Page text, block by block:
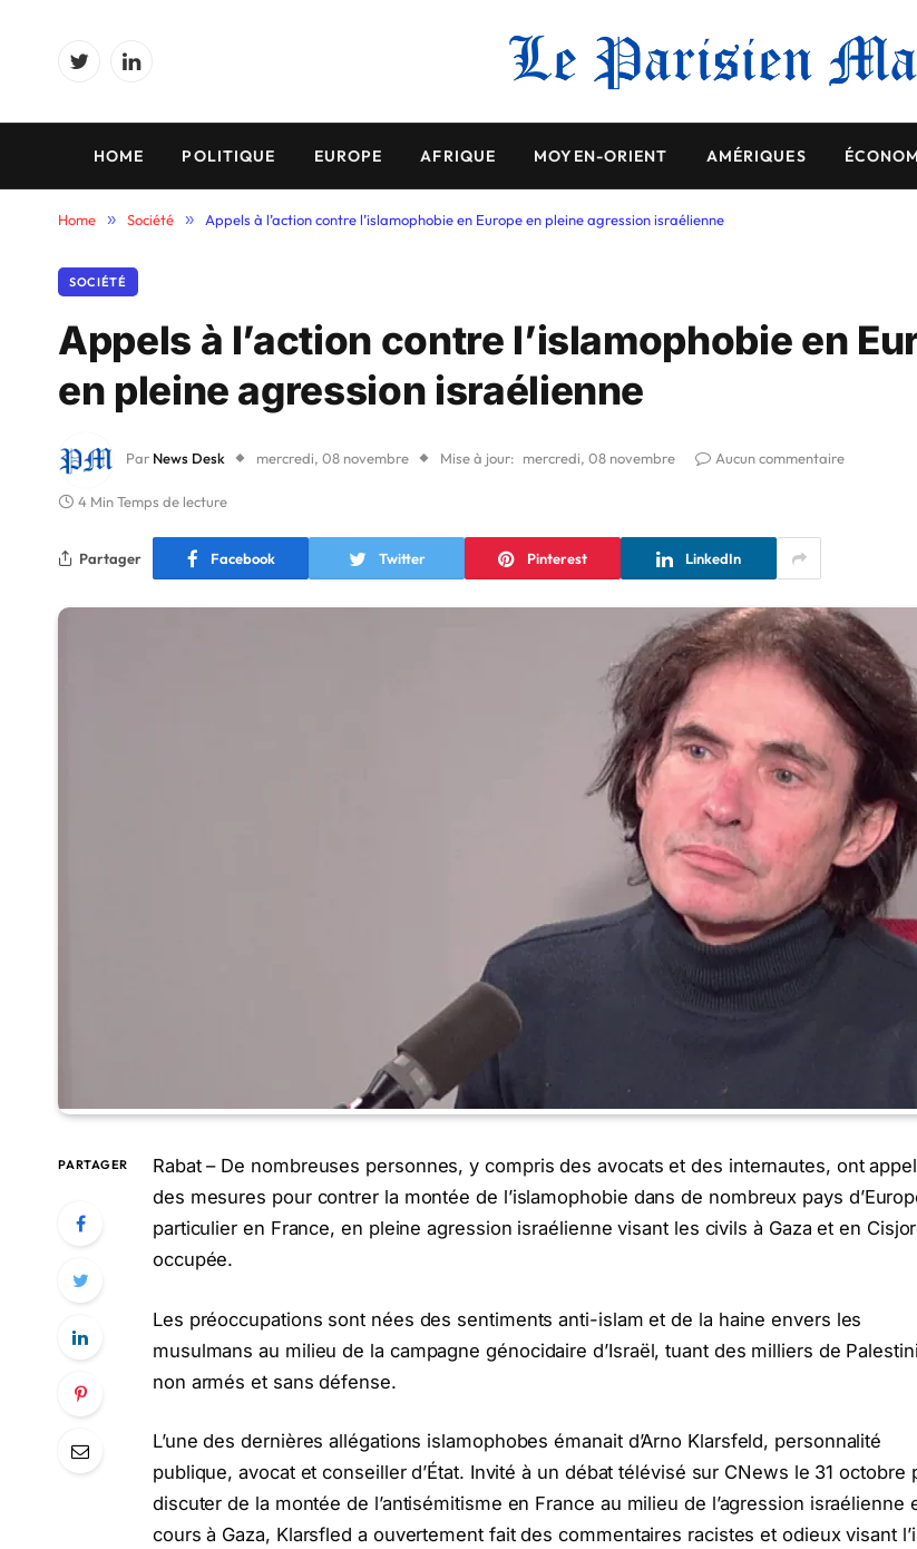
TwitterLinkedIn
HOME POLITIQUE EUROPE AFRIQUE MOYEN-ORIENT AMÉRIQUES
Home » Société » Appels à l’action contre l’islamophobie en Europe en pleine agression israélienne
SOCIÉTÉ
Appels à l’action contre l’islamophobie en
en pleine agression israélienne
Par News Desk mercredi, 08 novembre Mise à jour: mercredi, 08 novembre Aucun commentaire
4 Min Temps de lecture
Partager Facebook Twitter Pinterest LinkedIn
PARTAGER
Rabat – De nombreuses personnes, y compris des avocats et des internautes, ont
des mesures pour contrer la montée de l’islamophobie dans de nombreux pays
particulier en France, en pleine agression israélienne visant les civils à Gaza et en
occupée.
Les préoccupations sont nées des sentiments anti-islam et de la haine envers les
musulmans au milieu de la campagne génocidaire d’Israël, tuant des milliers de
non armés et sans défense.
L’une des dernières allégations islamophobes émanait d’Arno Klarsfeld, personnalité
publique, avocat et conseiller d’État. Invité à un débat télévisé sur CNews le 31 octobre
discuter de la montée de l’antisémitisme en France au milieu de l’agression israélienne
cours à Gaza, Klarsfled a ouvertement fait des commentaires racistes et odieux visant